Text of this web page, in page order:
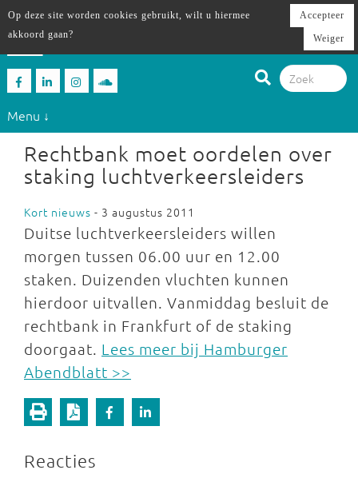
Menu ↓
Rechtbank moet oordelen over
staking luchtverkeersleiders
Kort nieuws - 3 augustus 2011
Duitse luchtverkeersleiders willen
morgen tussen 06.00 uur en 12.00
staken. Duizenden vluchten kunnen
hierdoor uitvallen. Vanmiddag besluit de
rechtbank in Frankfurt of de staking
doorgaat. Lees meer bij Hamburger
Abendblatt >>
Reacties
Op deze site worden cookies gebruikt, wilt u hiermee
akkoord gaan?
Accepteer
Weiger